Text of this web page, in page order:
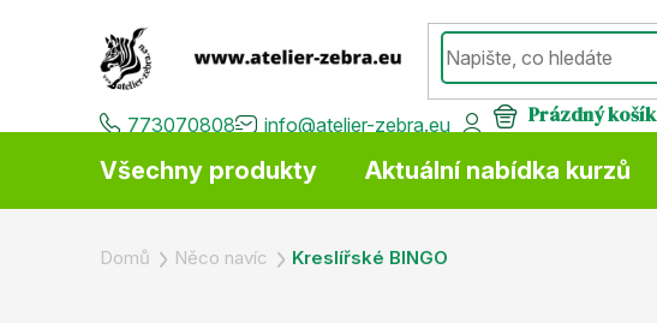
773070808 info@atelier-zebra.eu Prázdný košík
Všechny produkty Aktuální nabídka kurzů
Domů Něco navíc Kreslířské BINGO